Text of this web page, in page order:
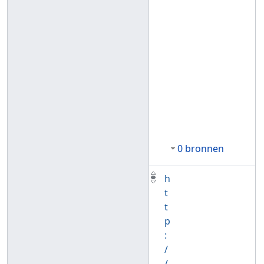
0 bronnen
h
t
t
p
:
/